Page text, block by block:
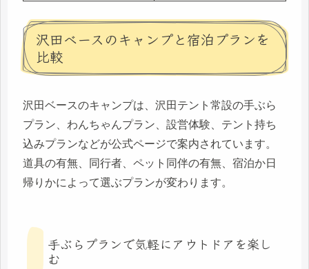
沢田ベースのキャンプと宿泊プランを
比較
沢田ベースのキャンプは、沢田テント常設の手ぶら
プラン、わんちゃんプラン、設営体験、テント持ち
込みプランなどが公式ページで案内されています。
道具の有無、同行者、ペット同伴の有無、宿泊か日
帰りかによって選ぶプランが変わります。
手ぶらプランで気軽にアウトドアを楽し
む